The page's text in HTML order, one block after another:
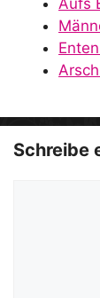
Schreibe